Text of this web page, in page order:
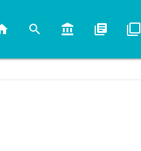
search account_balance library_books filter_none